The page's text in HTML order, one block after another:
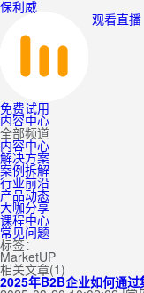
保利威
观看直播
免费试用
内容中心
全部频道
内容中心
解决方案
案例拆解
行业前沿
产品动态
大咖分享
课程中心
常见问题
标签：
MarketUP
相关文章(1)
2025年B2B企业如何通过